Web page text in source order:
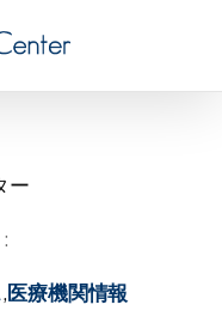
ー
,医療機関情報